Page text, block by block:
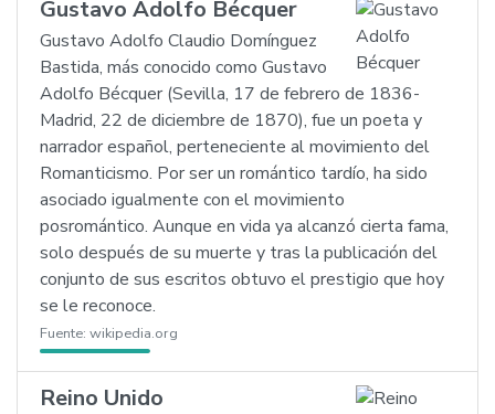
Gustavo Adolfo Bécquer
Gustavo Adolfo Claudio Domínguez
Bastida, más conocido como Gustavo
Adolfo Bécquer (Sevilla, 17 de febrero de 1836-
Madrid, 22 de diciembre de 1870), fue un poeta y
narrador español, perteneciente al movimiento del
Romanticismo. Por ser un romántico tardío, ha sido
asociado igualmente con el movimiento
posromántico. Aunque en vida ya alcanzó cierta fama,
solo después de su muerte y tras la publicación del
conjunto de sus escritos obtuvo el prestigio que hoy
se le reconoce.
Fuente: wikipedia.org
Reino Unido